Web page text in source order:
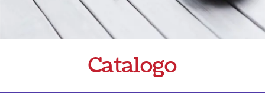
Catalogo